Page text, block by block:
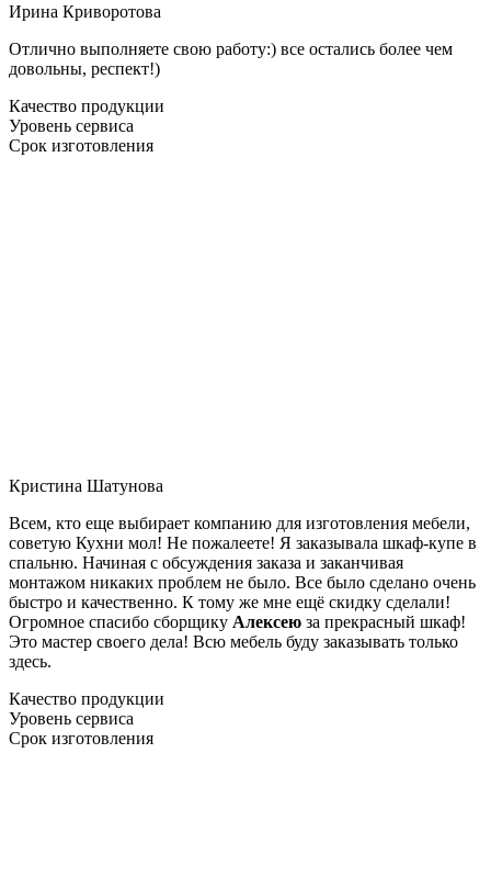
Ирина Криворотова
Отлично выполняете свою работу:) все остались более чем
довольны, респект!)
Качество продукции
Уровень сервиса
Срок изготовления
Кристина Шатунова
Всем, кто еще выбирает компанию для изготовления мебели,
советую Кухни мол! Не пожалеете! Я заказывала шкаф-купе в
спальню. Начиная с обсуждения заказа и заканчивая
монтажом никаких проблем не было. Все было сделано очень
быстро и качественно. К тому же мне ещё скидку сделали!
Огромное спасибо сборщику Алексею за прекрасный шкаф!
Это мастер своего дела! Всю мебель буду заказывать только
здесь.
Качество продукции
Уровень сервиса
Срок изготовления